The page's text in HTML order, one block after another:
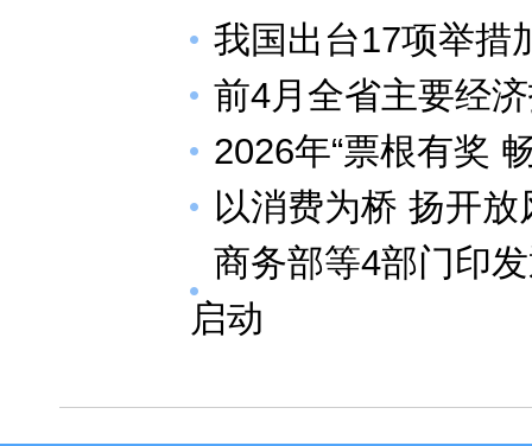
我国出台17项举措
前4月全省主要经
2026年“票根有奖
以消费为桥 扬开放
商务部等4部门印
启动